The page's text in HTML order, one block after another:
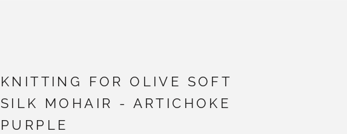
KNITTING FOR OLIVE SOFT
SILK MOHAIR - ARTICHOKE
PURPLE